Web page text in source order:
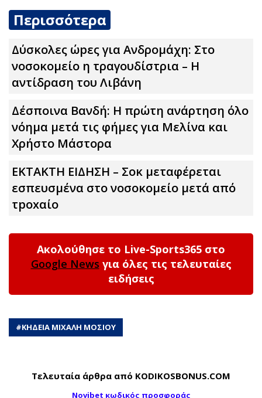
Περισσότερα
Δύσκολες ώpες για Ανδρομάχη: Στο
νοσοκομείο η τραγουδίστρια – Η
αντίδραση του Λιβάνη
Δέσποινα Βανδή: Η πρώτη ανάρτηση όλο
νόημα μετά τις φήμες για Μελίνα και
Χρήστο Μάστορα
ΕΚΤΑΚΤΗ ΕΙΔΗΣΗ – Σoκ μεταφέρεται
εσπευσμένα στο νοσοκομείο μετά από
τpοxαίο
Ακολούθησε το Live-Sports365 στο
Google News για όλες τις τελευταίες
ειδήσεις
#ΚΗΔΕΙΑ ΜΙΧΑΛΗ ΜΟΣΙΟΥ
Τελευταία άρθρα από KODIKOSBONUS.COM
Novibet κωδικός προσφοράς